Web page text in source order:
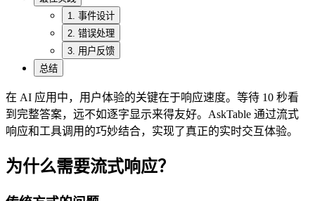
1. 事件设计
2. 错误处理
3. 用户反馈
总结
在 AI 应用中，用户体验的关键在于响应速度。等待 10 秒看
到完整答案，远不如逐字显示来得友好。AskTable 通过流式
响应和工具调用的巧妙结合，实现了真正的实时交互体验。
为什么需要流式响应？